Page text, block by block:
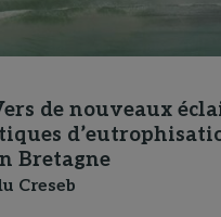
de nouveaux
Bretagne
Creseb